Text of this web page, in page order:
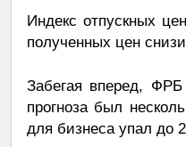
Индекс отпускных
полученных цен
Забегая вперед,
прогноза был
для бизнеса упал до